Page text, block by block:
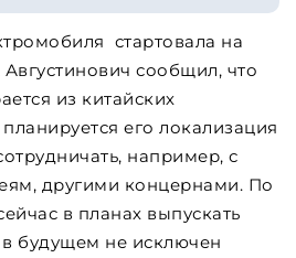
стартовала на
Августинович сообщил, что
из китайских
его локализация
например, с
другими концернами. По
в планах выпускать
в будущем не исключен